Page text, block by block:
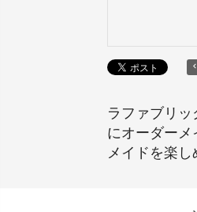
ラファブリ
にオーダー
メイドを楽